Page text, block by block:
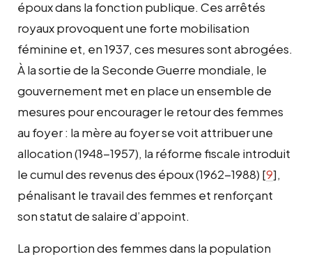
époux dans la fonction publique. Ces arrêtés
royaux provoquent une forte mobilisation
féminine et, en 1937, ces mesures sont abrogées.
À la sortie de la Seconde Guerre mondiale, le
gouvernement met en place un ensemble de
mesures pour encourager le retour des femmes
au foyer : la mère au foyer se voit attribuer une
allocation (1948-1957), la réforme fiscale introduit
le cumul des revenus des époux (1962-1988) [9],
pénalisant le travail des femmes et renforçant
son statut de salaire d’appoint.
La proportion des femmes dans la population